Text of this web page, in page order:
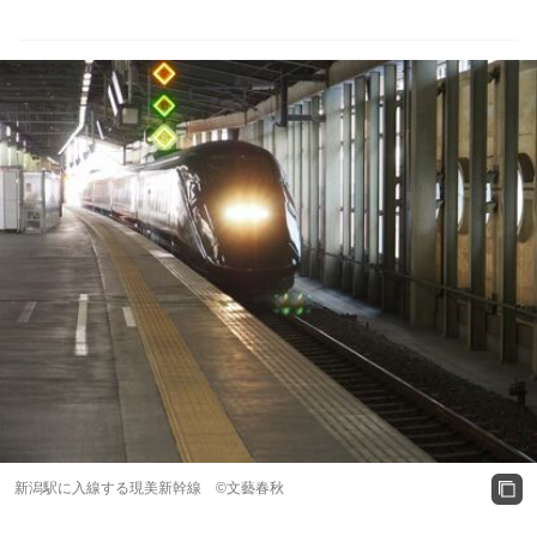
新潟駅に入線する現美新幹線 ©文藝春秋